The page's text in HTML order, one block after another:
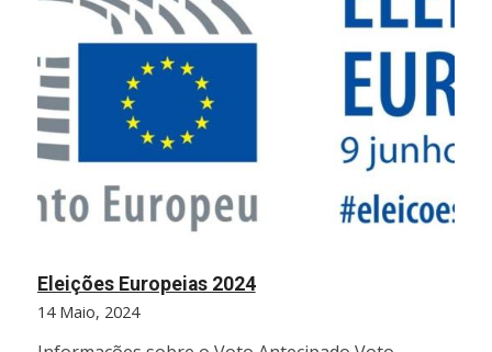
Eleições Europeias 2024
14 Maio, 2024